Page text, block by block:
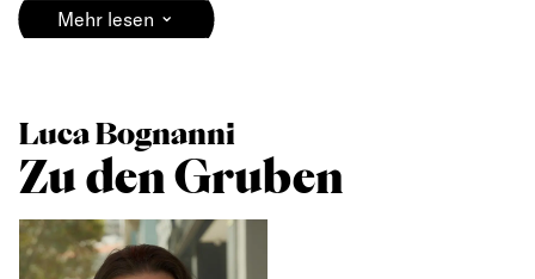
Mehr lesen ⌄
Luca Bognanni
Zu den Gruben